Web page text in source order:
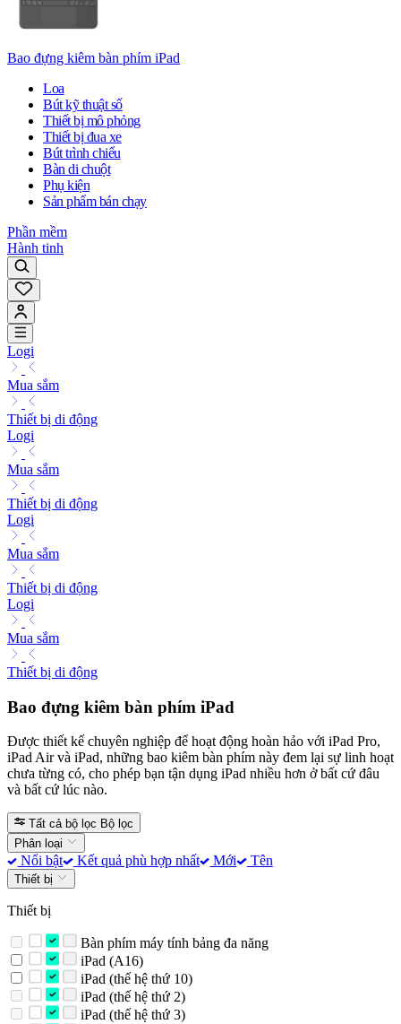
Bao đựng kiêm bàn phím iPad
Loa
Bút kỹ thuật số
Thiết bị mô phỏng
Thiết bị đua xe
Bút trình chiếu
Bàn di chuột
Phụ kiện
Sản phẩm bán chạy
Phần mềm
Hành tinh
Logi
Mua sắm
Thiết bị di động
Logi
Mua sắm
Thiết bị di động
Logi
Mua sắm
Thiết bị di động
Logi
Mua sắm
Thiết bị di động
Bao đựng kiêm bàn phím iPad
Được thiết kế chuyên nghiệp để hoạt động hoàn hảo với iPad Pro,
iPad Air và iPad, những bao kiêm bàn phím này đem lại sự linh hoạt
chưa từng có, cho phép bạn tận dụng iPad nhiều hơn ở bất cứ đâu
và bất cứ lúc nào.
Tất cả bộ lọc Bộ lọc
Phân loại
Nổi bật Kết quả phù hợp nhất Mới Tên
Thiết bị
Thiết bị
Bàn phím máy tính bảng đa năng
iPad (A16)
iPad (thế hệ thứ 10)
iPad (thế hệ thứ 2)
iPad (thế hệ thứ 3)